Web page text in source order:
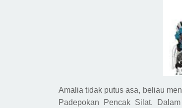
Amalia tidak putus asa, beliau
Padepokan Pencak Silat.